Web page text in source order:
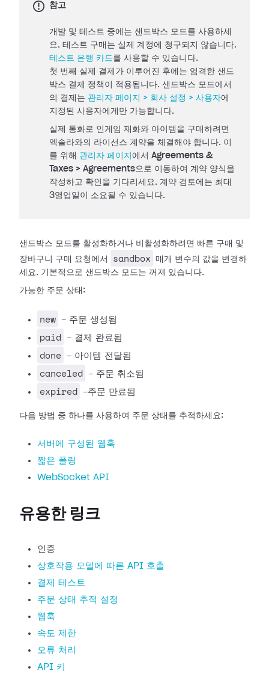
참고
개발 및 테스트 중에는 샌드박스 모드를 사용하세
요. 테스트 구매는 실제 계정에 청구되지 않습니다.
테스트 은행 카드를 사용할 수 있습니다.
첫 번째 실제 결제가 이루어진 후에는 엄격한 샌드
박스 결제 정책이 적용됩니다. 샌드박스 모드에서
의 결제는 관리자 페이지 > 회사 설정 > 사용자에
지정된 사용자에게만 가능합니다.
실제 통화로 인게임 재화와 아이템을 구매하려면
엑솔라와의 라이선스 계약을 체결해야 합니다. 이
를 위해 관리자 페이지 에서 Agreements &
Taxes > Agreements으로 이동하여 계약 양식을
작성하고 확인을 기다리세요. 계약 검토에는 최대
3영업일이 소요될 수 있습니다.
샌드박스 모드를 활성화하거나 비활성화하려면 빠른 구매 및
장바구니 구매 요청에서
sandbox
매개 변수의 값을 변경하
세요. 기본적으로 샌드박스 모드는 꺼져 있습니다.
가능한 주문 상태:
new - 주문 생성됨
paid - 결제 완료됨
done - 아이템 전달됨
canceled - 주문 취소됨
expired -주문 만료됨
다음 방법 중 하나를 사용하여 주문 상태를 추적하세요:
서버에 구성된 웹훅
짧은 폴링
WebSocket API
유용한 링크
인증
상호작용 모델에 따른 API 호출
결제 테스트
주문 상태 추적 설정
웹훅
속도 제한
오류 처리
API 키